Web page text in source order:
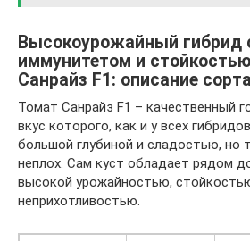
Высокоурожайный гибрид
иммунитетом и
Санрайз F1: описание сорта
Томат Санрайз F1 – качественный
вкус которого, как и у всех
большой глубиной и сладостью, но
неплох. Сам куст обладает рядом
высокой урожайностью,
неприхотливостью.